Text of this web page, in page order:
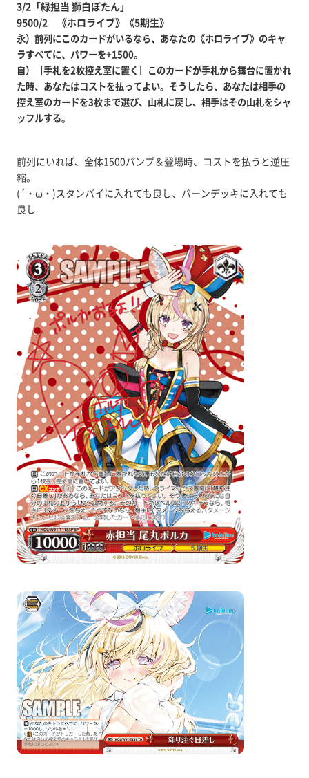
3/2「緑担当 獅白ぼたん」
9500/2 《ホロライブ》《5期生》
永）前列にこのカードがいるなら、あなたの《ホロライブ》のキャ
ラすべてに、パワーを+1500。
自）［手札を2枚控え室に置く］このカードが手札から舞台に置かれ
た時、あなたはコストを払ってよい。そうしたら、あなたは相手の
控え室のカードを3枚まで選び、山札に戻し、相手はその山札をシャ
ッフルする。
前列にいれば、全体1500パンプ＆登場時、コストを払うと逆圧
縮。
(´・ω・)スタンバイに入れても良し、バーンデッキに入れても
良し